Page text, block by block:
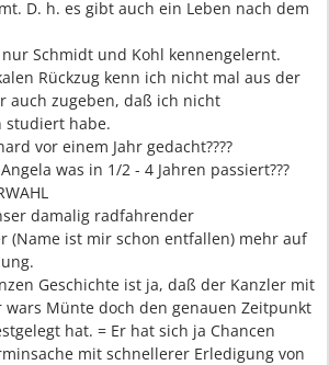
D. h. es gibt auch ein Leben nach dem
Schmidt und Kohl kennengelernt.
Rückzug kenn ich nicht mal aus der
auch zugeben, daß ich nicht
studiert habe.
vor einem Jahr gedacht????
was in 1/2 - 4 Jahren passiert???
damalig radfahrender
(Name ist mir schon entfallen) mehr auf
Geschichte ist ja, daß der Kanzler mit
wars Münte doch den genauen Zeitpunkt
hat. = Er hat sich ja Chancen
mit schnellerer Erledigung von